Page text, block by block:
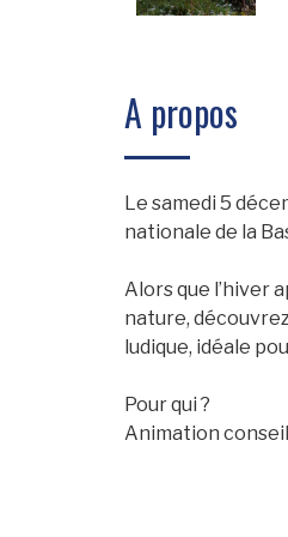
A propos
Le samedi 5
nationale de la
Alors que l’hiver
nature,
ludique, idéale
Pour qui ?
Animation